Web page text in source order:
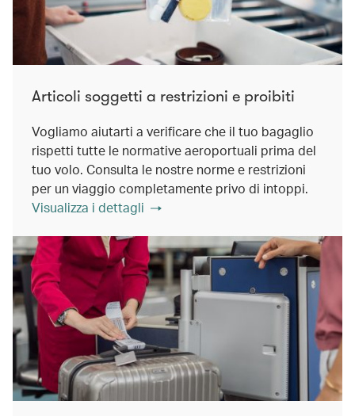
Articoli soggetti a restrizioni e proibiti
Vogliamo aiutarti a verificare che il tuo bagaglio
rispetti tutte le normative aeroportuali prima del
tuo volo. Consulta le nostre norme e restrizioni
per un viaggio completamente privo di intoppi.
Visualizza i dettagli